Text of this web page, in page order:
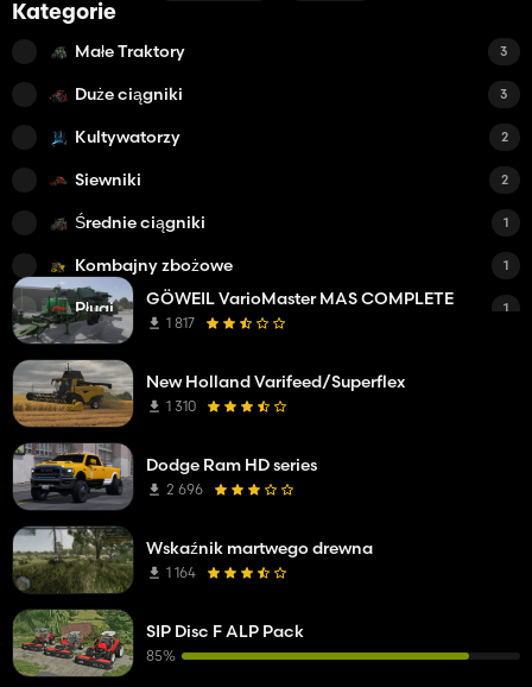
Kategorie
Małe Traktory 3
Duże ciągniki 3
Kultywatorzy 2
Siewniki 2
Średnie ciągniki 1
Kombajny zbożowe 1
Pługi 1
Sadzarki
GÖWEIL VarioMaster MAS COMPLETE
1 817
New Holland Varifeed/Superflex
1 310
Dodge Ram HD series
2 696
Wskaźnik martwego drewna
1 164
SIP Disc F ALP Pack
85%